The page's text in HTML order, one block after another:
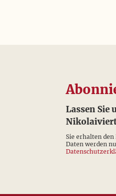
Lassen Sie
Sie erhalten
Daten werden